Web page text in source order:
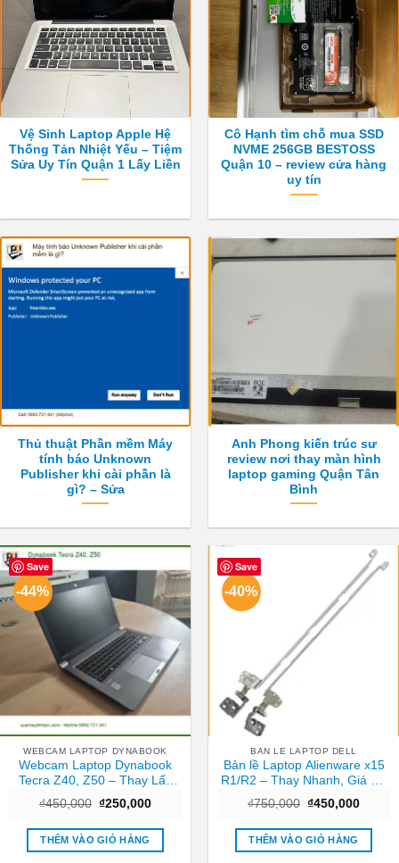
Vệ Sinh Laptop Apple Hệ
Thống Tản Nhiệt Yếu – Tiệm
Sửa Uy Tín Quận 1 Lấy Liền
Cô Hạnh tìm chỗ mua SSD
NVME 256GB BESTOSS
Quận 10 – review cửa hàng
uy tín
Thủ thuật Phần mềm Máy
tính báo Unknown
Publisher khi cài phần là
gì? – Sửa
Anh Phong kiến trúc sư
review nơi thay màn hình
laptop gaming Quận Tân
Bình
Save
-44%
WEBCAM LAPTOP DYNABOOK
Webcam Laptop Dynabook
Tecra Z40, Z50 – Thay Lấy
Liền Tại TPHCM Giá Tốt
₫450,000 Giá
là:
₫450,000.
₫250,000Giá
tại
₫250,000.
THÊM VÀO GIỎ HÀNG
Save
-40%
BAN LE LAPTOP DELL
Bản lề Laptop Alienware x15
R1/R2 – Thay Nhanh, Giá Rẻ
Tại TPHCM
₫750,000 Giá
là:
₫750,000.
₫450,000Giá
tại
THÊM VÀO GIỎ HÀNG